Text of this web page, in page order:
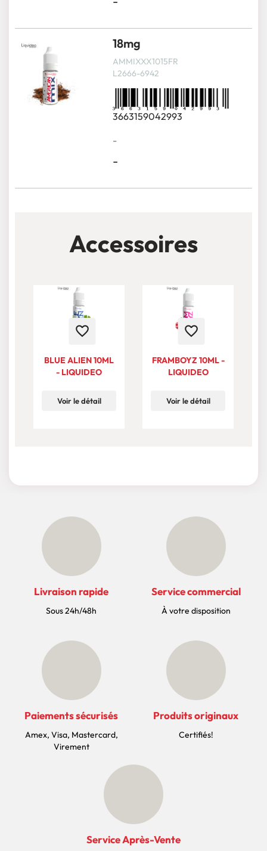
18mg
AMMIXXX1015FR
L2666-6942
3663159042993
-
-
Accessoires
favorite_border
BLUE ALIEN 10ML
- LIQUIDEO
Voir le détail
favorite_border
FRAMBOYZ 10ML -
LIQUIDEO
Voir le détail
Livraison rapide
Sous 24h/48h
Service commercial
À votre disposition
Paiements sécurisés
Amex, Visa, Mastercard,
Virement
Produits originaux
Certifiés!
Service Après-Vente